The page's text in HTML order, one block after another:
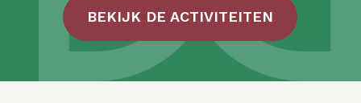
BEKIJK DE ACTIVITEITEN